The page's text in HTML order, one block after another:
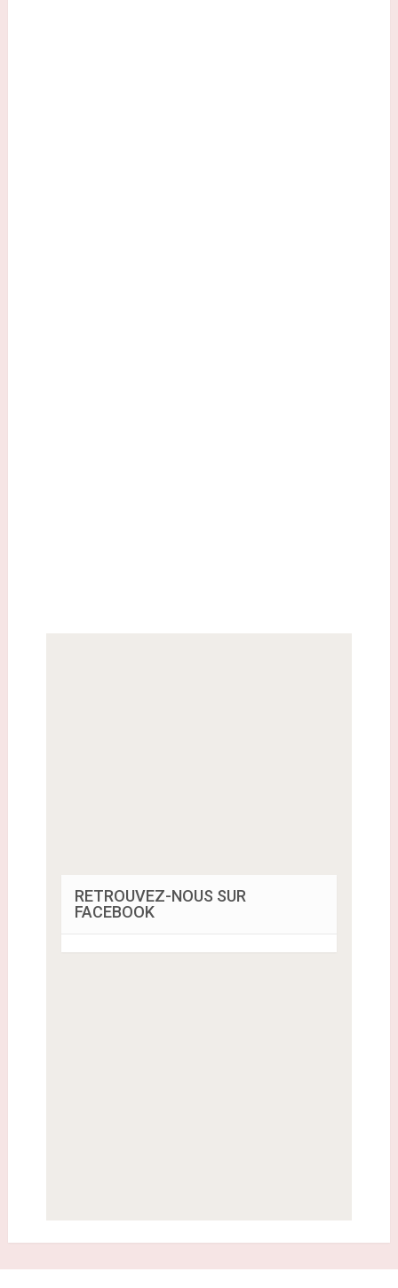
RETROUVEZ-NOUS SUR
FACEBOOK